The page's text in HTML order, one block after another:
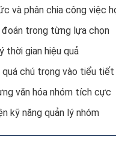
và phân chia công việc
đoán trong từng lựa chọn
thời gian hiệu quả
quá chú trọng vào tiểu tiết
văn hóa nhóm tích cực
kỹ năng quản lý nhóm